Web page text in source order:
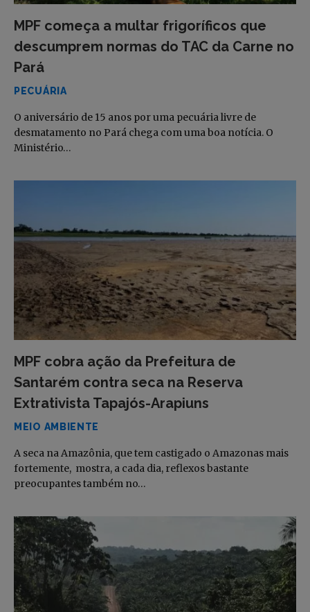
MPF começa a multar frigoríficos que
descumprem normas do TAC da Carne no
Pará
PECUÁRIA
O aniversário de 15 anos por uma pecuária livre de
desmatamento no Pará chega com uma boa notícia. O
Ministério…
MPF cobra ação da Prefeitura de
Santarém contra seca na Reserva
Extrativista Tapajós-Arapiuns
MEIO AMBIENTE
A seca na Amazônia, que tem castigado o Amazonas mais
fortemente, mostra, a cada dia, reflexos bastante
preocupantes também no…